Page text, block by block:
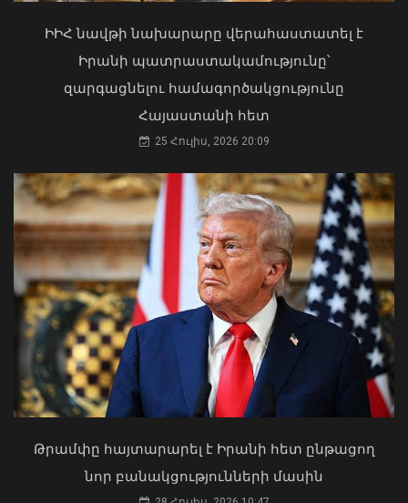
Կառուցվածքային փոփոխություններ
07 Օգոստոս, 2026 15:30
աջակիցների կողմից քարոզչությանը
03 Օգոստոս, 2026 13:13
Դուք 5 տարի ինձնից փախած եք ման
եկել. Կոնջորյանը՝ «Հայաստան»
դաշինքի պատգամավորներին
04 Օգոստոս, 2026 15:53
ԻԻՀ նավթի նախարարը վերահաստատել է
Իրանի պատրաստակամությունը՝
զարգացնելու համագործակցությունը
Հայաստանի հետ
25 Հուլիս, 2026 20:09
Թրամփը հայտարարել է Իրանի հետ ընթացող
նոր բանակցությունների մասին